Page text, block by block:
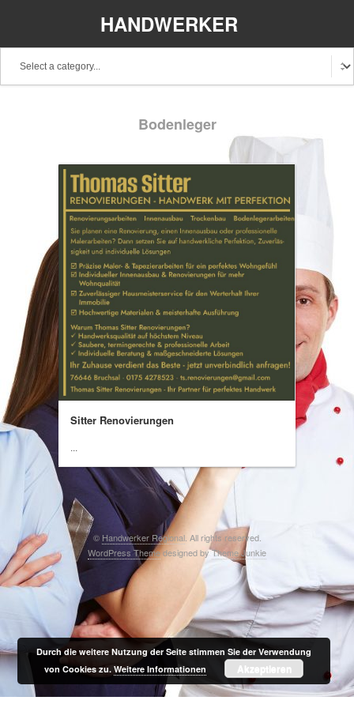
HANDWERKER
Hessen
Mecklenburg-Vorpommern Niedersachsen
Nordrhein-Westfalen Rheinland-Pfalz Saarland
Sachsen Schleswig-Holstein
Stellenangebote
Bodenleger
Sitter Renovierungen
...
© Handwerker Regional. All rights reserved.
WordPress Themedesigned byTheme Junkie
Durch die weitere Nutzung der Seite stimmen Sie der Verwendung
von Cookies zu.Weitere Informationen Akzeptieren